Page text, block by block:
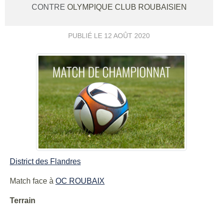
CONTRE OLYMPIQUE CLUB ROUBAISIEN
PUBLIÉ LE 12 AOÛT 2020
District des Flandres
Match face à OC ROUBAIX
Terrain